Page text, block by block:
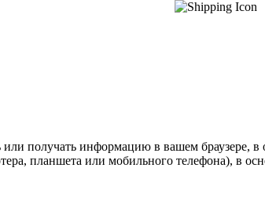
получать информацию в вашем браузере,
планшета или мобильного телефона), в